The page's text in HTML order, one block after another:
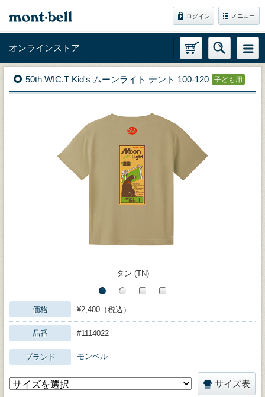
ログイン メニュー
オンラインストア
50th WIC.T Kid's ムーンライト テント 100-120 子ども用
タン (TN)
価格 ¥2,400（税込）
品番 #1114022
ブランド モンベル
サイズ表